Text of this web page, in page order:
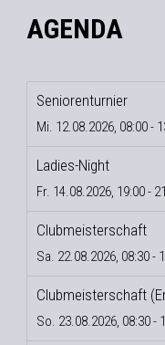
AGENDA
Seniorenturnier
Mi. 12.08.2026, 08:00 -
Ladies-Night
Fr. 14.08.2026, 19:00 -
Clubmeisterschaft
Sa. 22.08.2026, 08:30 -
Clubmeisterschaft
So. 23.08.2026, 08:30 -